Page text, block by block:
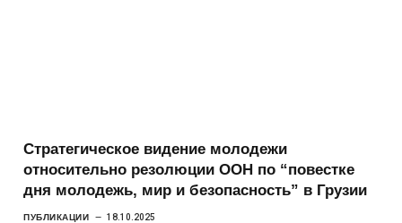
Стратегическое видение молодежи
относительно резолюции ООН по “повестке
дня молодежь, мир и безопасность” в Грузии
ПУБЛИКАЦИИ 18.10.2025